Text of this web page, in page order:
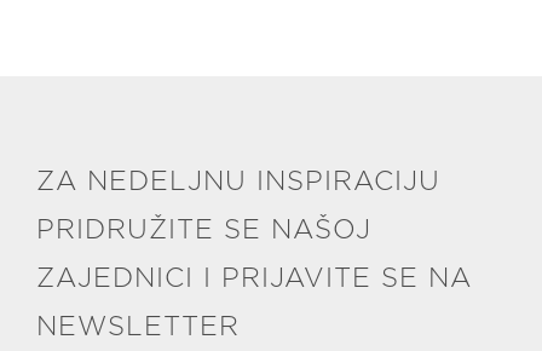
ZA NEDELJNU INSPIRACIJU
PRIDRUŽITE SE NAŠOJ
ZAJEDNICI I PRIJAVITE SE NA
NEWSLETTER